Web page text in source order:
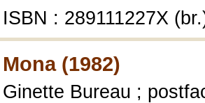
ISBN : 289111227X
Mona (1982)
Ginette Bureau ;